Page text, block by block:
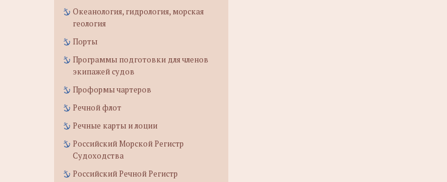
Океанология, гидрология, морская
геология
Порты
Программы подготовки для членов
экипажей судов
Проформы чартеров
Речной флот
Речные карты и лоции
Российский Морской Регистр
Судоходства
Российский Речной Регистр